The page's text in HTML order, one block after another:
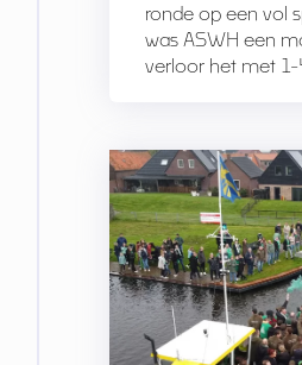
ronde op een vol
was ASWH een
verloor het met 1-